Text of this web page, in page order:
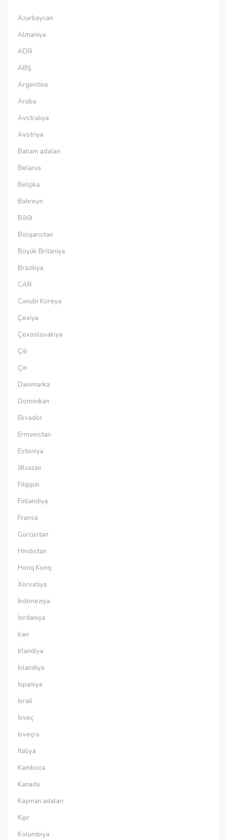
Azərbaycan
Almaniya
ADR
ABŞ
Argentina
Aruba
Avstraliya
Avstriya
Baham adaları
Belarus
Belçika
Bəhreyn
BƏƏ
Bolqarıstan
Böyük Britaniya
Braziliya
CAR
Cənubi Koreya
Çexiya
Çexoslovakiya
Çili
Çin
Danimarka
Dominikan
Ekvador
Ermənistan
Estoniya
Əlcəzair
Filippin
Finlandiya
Fransa
Gürcüstan
Hindistan
Honq Konq
Xorvatiya
İndoneziya
İordaniya
İran
İrlandiya
İslandiya
İspaniya
İsrail
İsveç
İsveçrə
İtaliya
Kamboca
Kanada
Kayman adaları
Kipr
Kolumbiya